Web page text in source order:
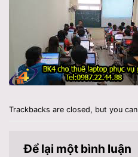
Trackbacks are closed, but you can
Để lại một bình luận